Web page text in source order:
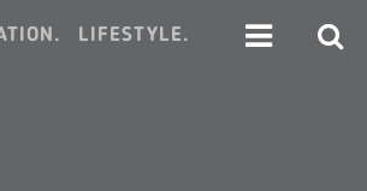
LIFESTYLE.